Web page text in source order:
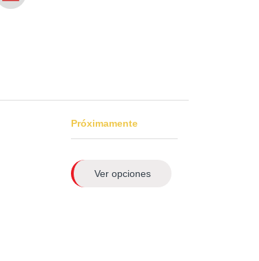
Próximamente
Ver opciones